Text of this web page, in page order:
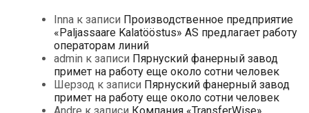
Inna к записи Производственное предприятие
«Paljassaare Kalatööstus» AS предлагает работу
операторам линий
admin к записи Пярнуский фанерный завод
примет на работу еще около сотни человек
Шерзод к записи Пярнуский фанерный завод
примет на работу еще около сотни человек